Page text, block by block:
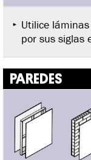
Utilice
por sus siglas
PAREDES